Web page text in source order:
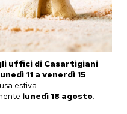
uffici di Casartigiani
11 a venerdì 15
estiva.
lunedì 18 agosto.